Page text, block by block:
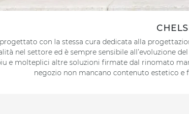
progettato con la stessa cura dedicata alla
nel settore ed è sempre sensibile all’evoluzione
e molteplici altre soluzioni firmate dal rinomato
negozio non mancano contenuto estetico e